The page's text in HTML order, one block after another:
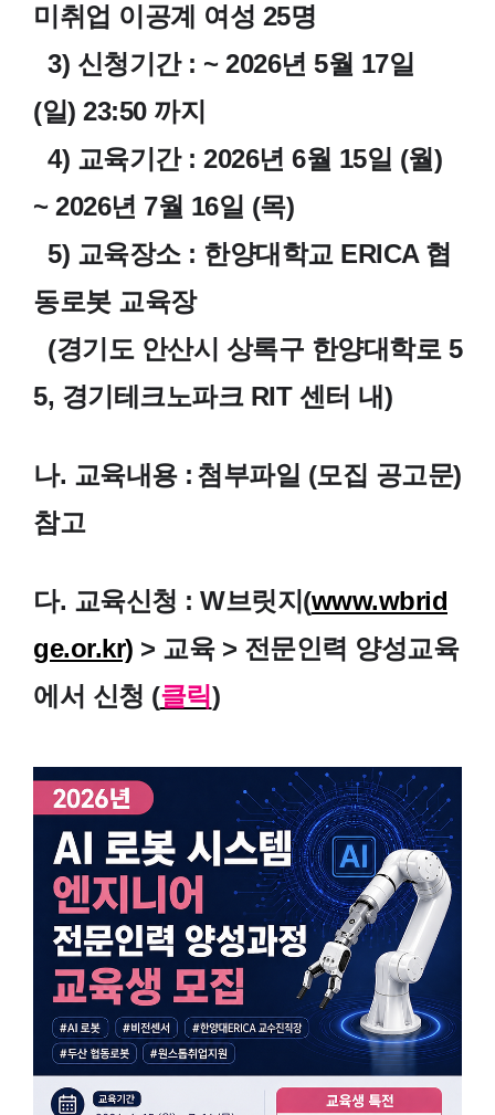
미취업 이공계 여성 25명
3) 신청기간 : ~ 2026년 5월 17일
(일) 23:50 까지
4) 교육기간 : 2026년 6월 15일 (월)
~ 2026년 7월 16일 (목)
5) 교육장소 : 한양대학교 ERICA 협
동로봇 교육장
(경기도 안산시 상록구 한양대학로 5
5, 경기테크노파크 RIT 센터 내)
나. 교육내용 : 첨부파일 (모집 공고문)
참고
다. 교육신청 : W브릿지(www.wbrid
ge.or.kr) > 교육 > 전문인력 양성교육
에서 신청 (클릭)